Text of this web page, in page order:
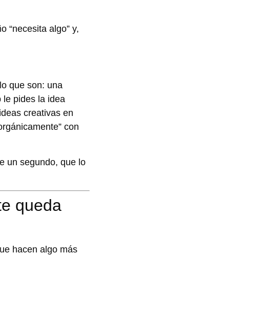
“necesita algo” y,
que son: una
le pides la idea
creativas en
con
un segundo, que lo
queda
hacen algo más